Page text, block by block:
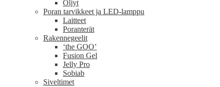
Öljyt
Poran tarvikkeet ja LED-lamppu
Laitteet
Poranterät
Rakennegeelit
‘the GOO’
Fusion Gel
Jelly Pro
Sobiab
Siveltimet